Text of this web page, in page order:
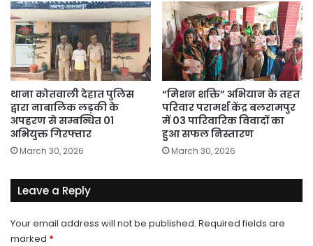
थाना कोतवाली देहात पुलिस
द्वारा नाबालिक लड़की के
अपहरण से सम्बन्धित 01
अभियुक्त गिरफ्तार
March 30, 2026
“मिशन शक्ति” अभियान के तहत
परिवार परामर्श केंद्र बलरामपुर
में 03 पारिवारिक विवादों का
हुआ सफल निस्तारण
March 30, 2026
Leave a Reply
Your email address will not be published. Required fields are
marked *